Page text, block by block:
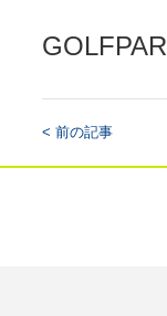
< 前の記事